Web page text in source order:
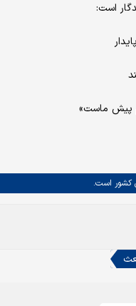
است:
پیش ماست»
کشور است.